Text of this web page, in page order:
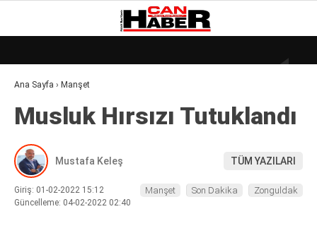
17.3°
GALERİ
DÜNYA
EKONOMI
GÜNDEM
KÜLÜR – SANAT
Ana Sayfa › Manşet
Musluk Hırsızı Tutuklandı
Mustafa Keleş TÜM YAZILARI
Giriş: 01-02-2022 15:12
Güncelleme: 04-02-2022 02:40
Manşet Son Dakika Zonguldak